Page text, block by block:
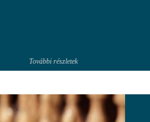
További részletek